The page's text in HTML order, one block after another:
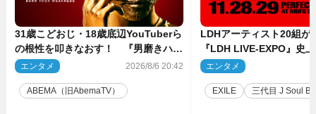
31歳こどおじ・18歳底辺YouTuberら
の根性を叩きなおす！ 『男磨きハウ
ス』第2弾コーチ陣発表
エンタメ 2026/8/6 20:42
ABEMA（旧AbemaTV）
LDHアーティスト20組
『LDH LIVE‐EXPO』史
技場で開催決定
エンタメ
EXILE 三代目 J Soul